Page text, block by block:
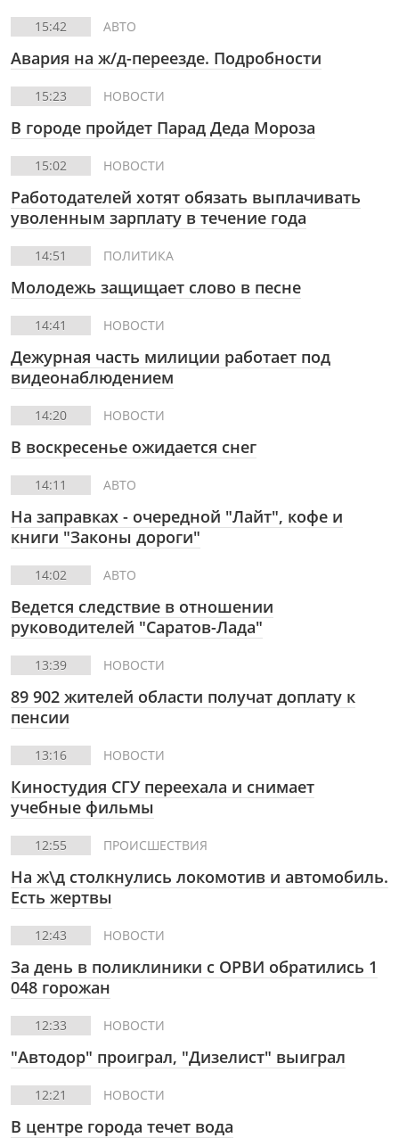
15:42 АВТО
Авария на ж/д-переезде. Подробности
15:23 НОВОСТИ
В городе пройдет Парад Деда Мороза
15:02 НОВОСТИ
Работодателей хотят обязать выплачивать
уволенным зарплату в течение года
14:51 ПОЛИТИКА
Молодежь защищает слово в песне
14:41 НОВОСТИ
Дежурная часть милиции работает под
видеонаблюдением
14:20 НОВОСТИ
В воскресенье ожидается снег
14:11 АВТО
На заправках - очередной "Лайт", кофе и
книги "Законы дороги"
14:02 АВТО
Ведется следствие в отношении
руководителей "Саратов-Лада"
13:39 НОВОСТИ
89 902 жителей области получат доплату к
пенсии
13:16 НОВОСТИ
Киностудия СГУ переехала и снимает
учебные фильмы
12:55 ПРОИСШЕСТВИЯ
На ж\д столкнулись локомотив и автомобиль.
Есть жертвы
12:43 НОВОСТИ
За день в поликлиники с ОРВИ обратились 1
048 горожан
12:33 НОВОСТИ
"Автодор" проиграл, "Дизелист" выиграл
12:21 НОВОСТИ
В центре города течет вода